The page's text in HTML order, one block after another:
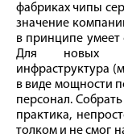
фабриках чипы
значение
в принципе умеет
Для новых
инфраструктура
в виде мощности
персонал.
практика,
толком и не смог